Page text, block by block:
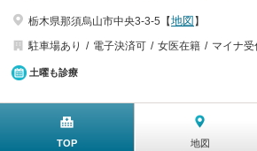
栃木県那須烏山市中央3-3-5【地図 】
駐車場あり
電子決済可 女医在籍 マイナ受
土曜も診療
TOP 地図